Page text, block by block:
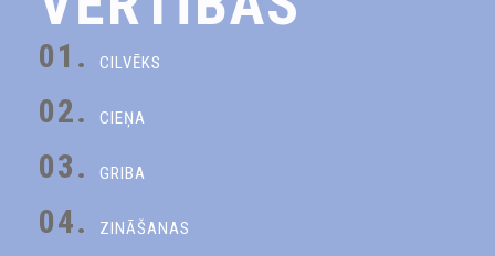
01. CILVĒKS
02. CIEŅA
03. GRIBA
04. ZINĀŠANAS